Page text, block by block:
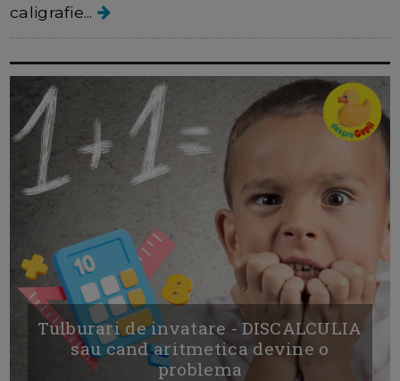
caligrafie...
Tulburari de invatare - DISCALCULIA
sau cand aritmetica devine o
problema